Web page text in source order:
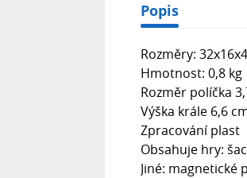
Popis
Rozměry:
Hmotnost: 0,8 kg
Rozměr políčka
Výška krále 6,6
Zpracování plast
Obsahuje hry:
Jiné: magnetické